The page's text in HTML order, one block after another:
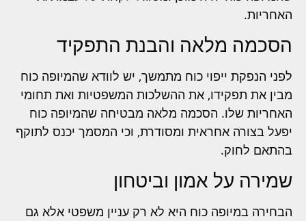
האחריות.
הסכמה מלאה והבנת התפקיד
לפני הנפקת ייפוי כוח מתמשך, יש לוודא שהמיופה כוח
מבין את תפקידו, את ההשלכות המשפטיות ואת תחומי
האחריות שלו. הסכמה מלאה מבטיחה שהמיופה כוח
יפעל בצורה אחראית ומסודרת, וכי המסמך יכנס לתוקף
בהתאם לחוק.
שמירה על אמון וביטחון
הבחירה במיופה כוח היא לא רק עניין משפטי אלא גם